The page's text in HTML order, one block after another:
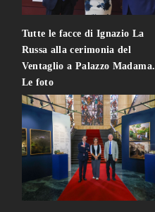
Tutte le facce di Ignazio La
Russa alla cerimonia del
Ventaglio a Palazzo Madama.
Le foto